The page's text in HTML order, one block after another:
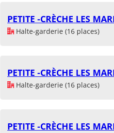
PETITE -CRÈCHE LES
Halte-garderie (16 places)
PETITE -CRÈCHE LES
Halte-garderie (16 places)
PETITE -CRÈCHE LES